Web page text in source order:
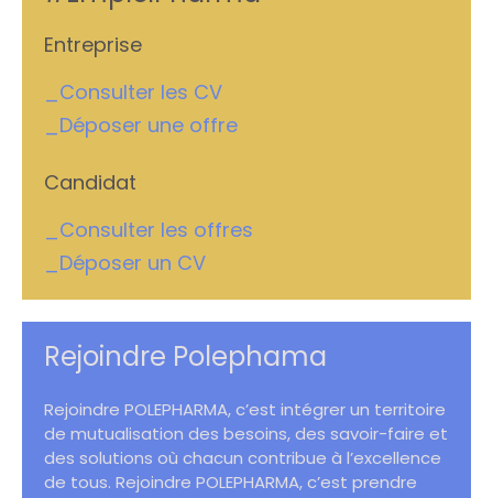
Entreprise
_Consulter les CV
_Déposer une offre
Candidat
_Consulter les offres
_Déposer un CV
Rejoindre Polephama
Rejoindre POLEPHARMA, c’est intégrer un territoire
de mutualisation des besoins, des savoir-faire et
des solutions où chacun contribue à l’excellence
de tous. Rejoindre POLEPHARMA, c’est prendre